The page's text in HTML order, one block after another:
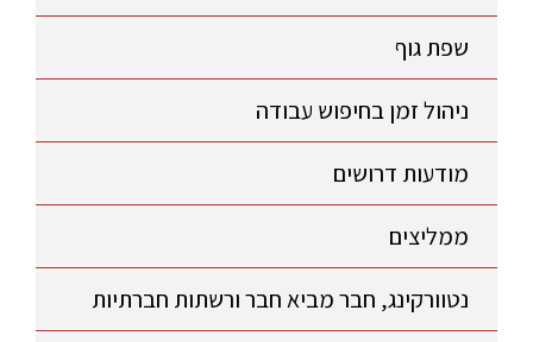
שפת גוף
ניהול זמן בחיפוש עבודה
מודעות דרושים
ממליצים
נטוורקינג, חבר מביא חבר ורשתות חברתיות